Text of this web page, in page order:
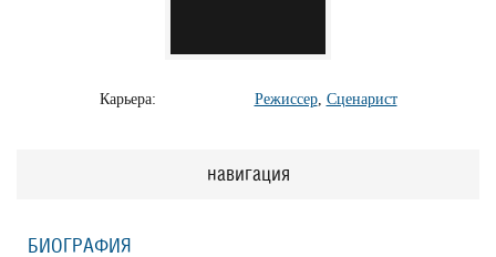
Карьера: Режиссер, Сценарист
навигация
БИОГРАФИЯ